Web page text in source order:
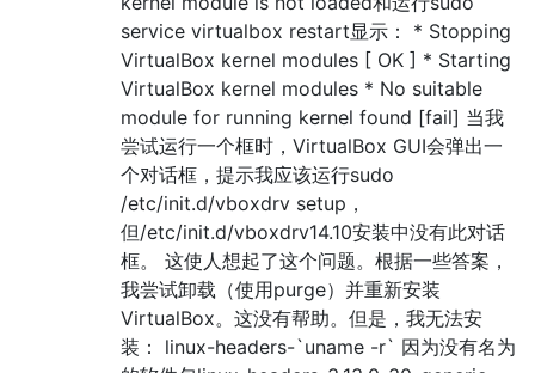
service virtualbox restart显示： * Stopping
VirtualBox kernel modules [ OK ] * Starting
VirtualBox kernel modules * No suitable
module for running kernel found [fail] 当我
尝试运行一个框时，VirtualBox GUI会弹出一
个对话框，提示我应该运行sudo
/etc/init.d/vboxdrv setup，
但/etc/init.d/vboxdrv14.10安装中没有此对话
框。 这使人想起了这个问题。根据一些答案，
我尝试卸载（使用purge）并重新安装
VirtualBox。这没有帮助。但是，我无法安
装： linux-headers-`uname -r` 因为没有名为